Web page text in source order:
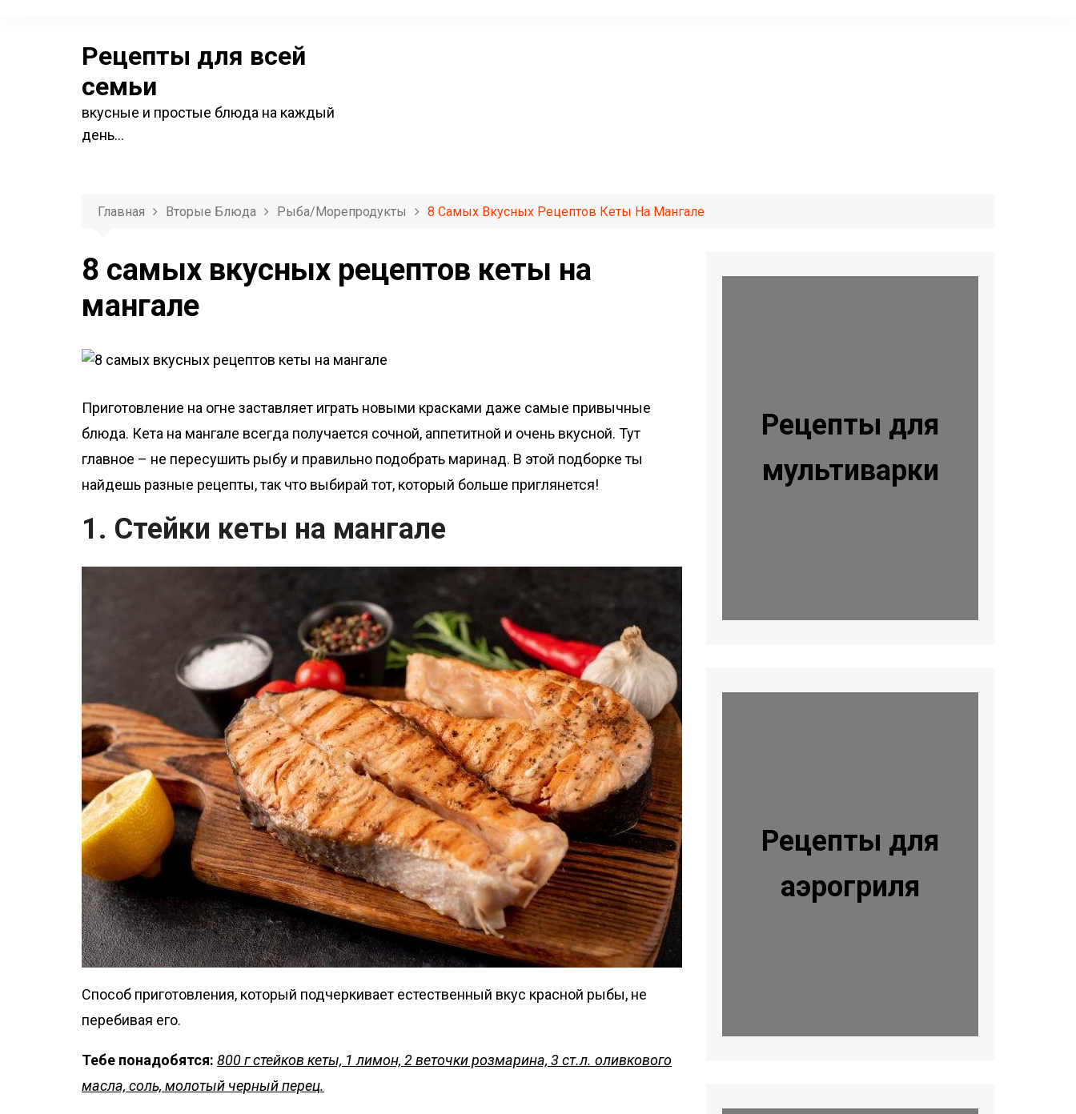
Рецепты для всей
семьи
вкусные и простые блюда на каждый
день…
Главная Вторые Блюда Рыба/морепродукты 8 Самых Вкусных Рецептов Кеты На Мангале
8 самых вкусных рецептов кеты на
мангале
Приготовление на огне заставляет играть новыми красками даже самые привычные
блюда. Кета на мангале всегда получается сочной, аппетитной и очень вкусной. Тут
главное – не пересушить рыбу и правильно подобрать маринад. В этой подборке ты
найдешь разные рецепты, так что выбирай тот, который больше приглянется!
1. Стейки кеты на мангале
Способ приготовления, который подчеркивает естественный вкус красной рыбы, не
перебивая его.
Тебе понадобятся: 800 г стейков кеты, 1 лимон, 2 веточки розмарина, 3 ст.л. оливкового
масла, соль, молотый черный перец.
Рецепты для
мультиварки
Рецепты для
аэрогриля